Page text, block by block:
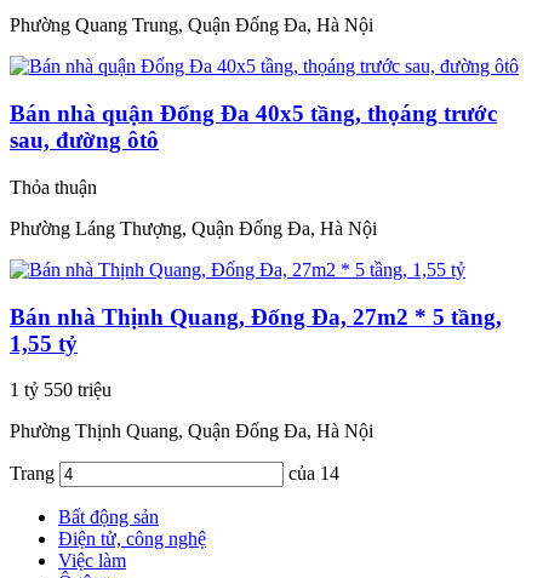
Phường Quang Trung, Quận Đống Đa, Hà Nội
Bán nhà quận Đống Đa 40x5 tầng, thọáng trước
sau, đường ôtô
Thỏa thuận
Phường Láng Thượng, Quận Đống Đa, Hà Nội
Bán nhà Thịnh Quang, Đống Đa, 27m2 * 5 tầng,
1,55 tỷ
1 tỷ 550 triệu
Phường Thịnh Quang, Quận Đống Đa, Hà Nội
Trang của 14
Bất động sản
Điện tử, công nghệ
Việc làm